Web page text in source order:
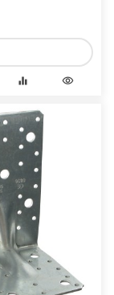
equalizer visibility